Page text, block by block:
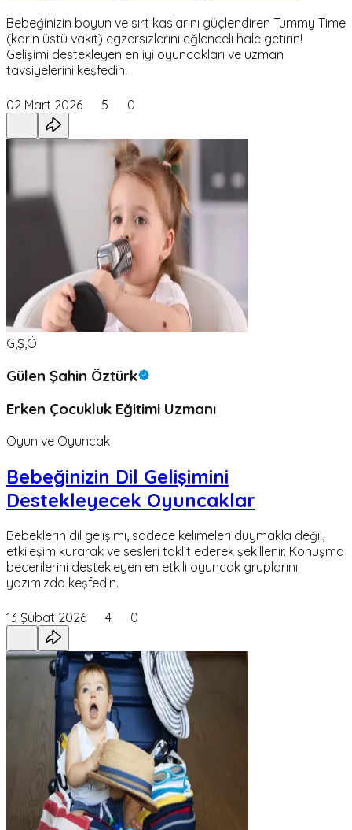
Bebeğinizin boyun ve sırt kaslarını güçlendiren Tummy Time
(karın üstü vakit) egzersizlerini eğlenceli hale getirin!
Gelişimi destekleyen en iyi oyuncakları ve uzman
tavsiyelerini keşfedin.
02 Mart 2026 5 0
G,Ş,Ö
Gülen Şahin Öztürk
Erken Çocukluk Eğitimi Uzmanı
Oyun ve Oyuncak
Bebeğinizin Dil Gelişimini
Destekleyecek Oyuncaklar
Bebeklerin dil gelişimi, sadece kelimeleri duymakla değil,
etkileşim kurarak ve sesleri taklit ederek şekillenir. Konuşma
becerilerini destekleyen en etkili oyuncak gruplarını
yazımızda keşfedin.
13 Şubat 2026 4 0